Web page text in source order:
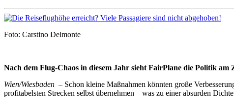
Foto: Carstino Delmonte
Nach dem Flug-Chaos in diesem Jahr sieht FairPlane die Politik am
Wien/Wiesbaden – Schon kleine Maßnahmen könnten große
profitabelsten Strecken selbst übernehmen – was zu einer absurden